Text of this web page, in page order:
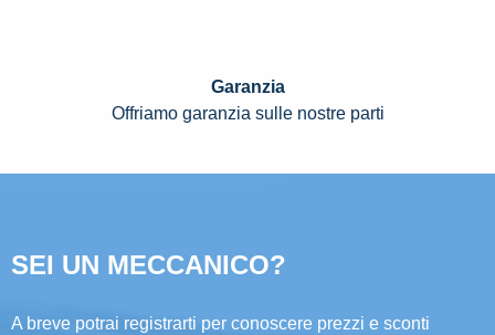
Garanzia
Offriamo garanzia sulle nostre parti
SEI UN MECCANICO?
A breve potrai registrarti per conoscere prezzi e sconti